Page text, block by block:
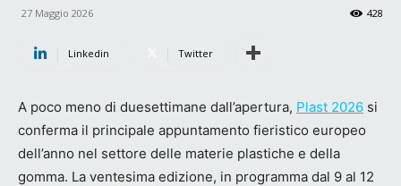
27 Maggio 2026 428
Linkedin Twitter
A poco meno di duesettimane dall’apertura, Plast 2026 si
conferma il principale appuntamento fieristico europeo
dell’anno nel settore delle materie plastiche e della
gomma. La ventesima edizione, in programma dal 9 al 12